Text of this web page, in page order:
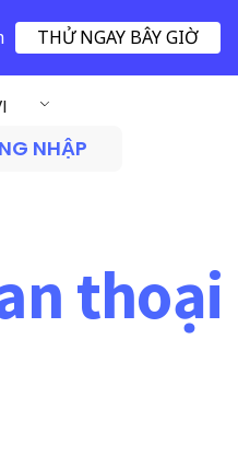
NHẬP
thoại
THỬ NGAY BÂY GIỜ